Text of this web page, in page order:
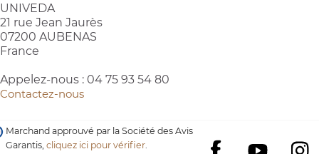
UNIVEDA
21 rue Jean Jaurès
07200 AUBENAS
France
Appelez-nous : 04 75 93 54 80
Contactez-nous
YouTube
Marchand approuvé par la Société des Avis
Garantis,cliquez ici pour vérifier.